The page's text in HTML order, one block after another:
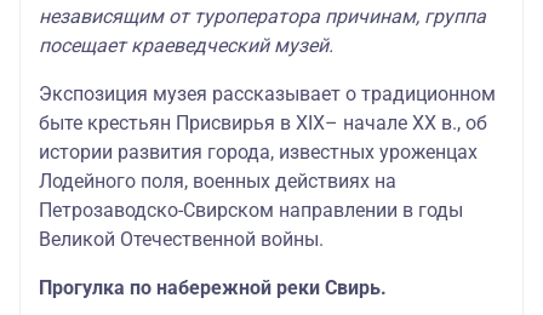
независящим от туроператора причинам, группа
посещает краеведческий музей.
Экспозиция музея рассказывает о традиционном
быте крестьян Присвирья в XIX– начале XX в., об
истории развития города, известных уроженцах
Лодейного поля, военных действиях на
Петрозаводско-Свирском направлении в годы
Великой Отечественной войны.
Прогулка по набережной реки Свирь.